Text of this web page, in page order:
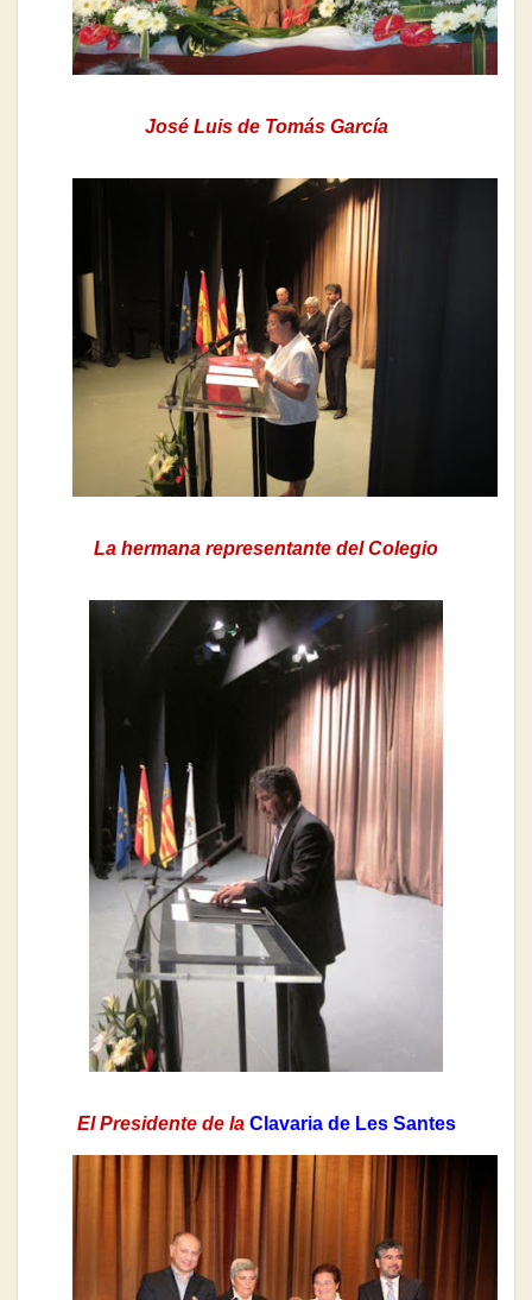
José Luis de Tomás García
La hermana representante del Colegio
El Presidente de la Clavaria de Les Santes